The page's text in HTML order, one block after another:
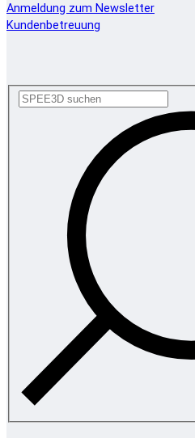
Anmeldung zum Newsletter
Kundenbetreuung